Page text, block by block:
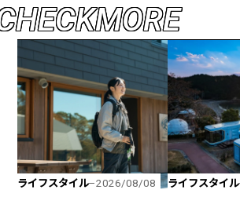
HECKMORE
ライフスタイル 2026/08/08 ライフスタイル